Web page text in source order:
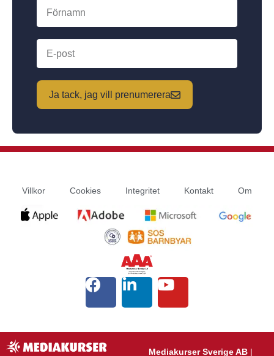
Ja tack, jag vill prenumerera
Villkor Cookies Integritet Kontakt Om
Mediakurser Sverige AB |